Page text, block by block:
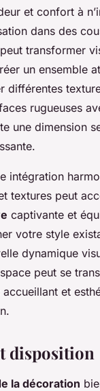
et confort à
dans des
transformer
un ensemble
différentes
rugueuses
une dimension
intégration
textures peut
captivante et
votre style
dynamique
peut se
et
disposition
la décoration